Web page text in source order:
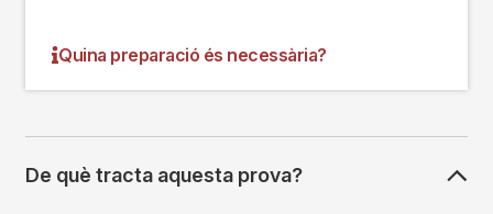
Quina preparació és necessària?
De què tracta aquesta prova?